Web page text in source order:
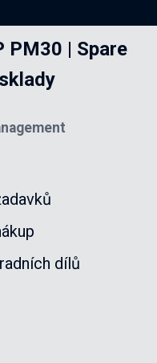
PM30 | Spare
dílů